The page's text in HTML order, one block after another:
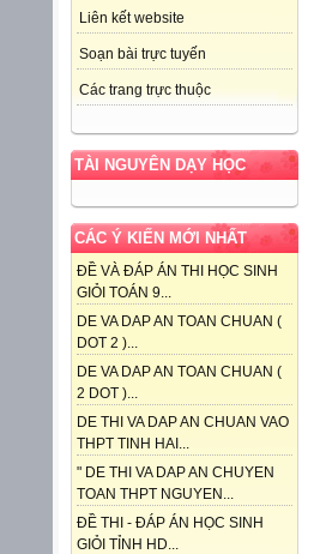
Liên kết website
Soạn bài trực tuyến
Các trang trực thuộc
TÀI NGUYÊN DẠY HỌC
CÁC Ý KIẾN MỚI NHẤT
ĐỀ VÀ ĐÁP ÁN THI HỌC SINH
GIỎI TOÁN 9...
DE VA DAP AN TOAN CHUAN (
DOT 2 )...
DE VA DAP AN TOAN CHUAN (
2 DOT )...
DE THI VA DAP AN CHUAN VAO
THPT TINH HAI...
" DE THI VA DAP AN CHUYEN
TOAN THPT NGUYEN...
ĐỀ THI - ĐÁP ÁN HỌC SINH
GIỎI TỈNH HD...